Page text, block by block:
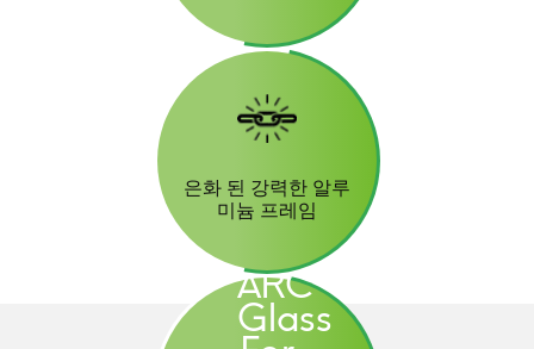
은화 된 강력한 알루
미늄 프레임